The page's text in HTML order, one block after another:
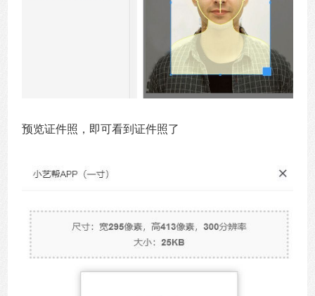
预览证件照，即可看到证件照了